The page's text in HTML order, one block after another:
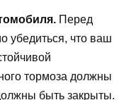
Перед
убедиться, что ваш
тормоза должны
быть закрыты.